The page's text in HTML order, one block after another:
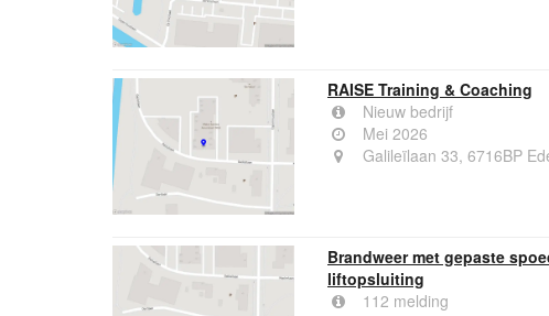
RAISE Training & Coaching
Nieuw bedrijf
Mei 2026
Galileïlaan 33, 6716BP
Brandweer met gepaste
liftopsluiting
112 melding